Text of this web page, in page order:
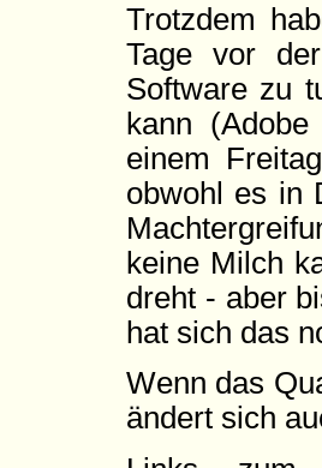
Trotzdem
Tage vor
Software zu
kann
einem
obwohl es in
keine Milch
dreht - aber
hat sich das
Wenn das
ändert sich